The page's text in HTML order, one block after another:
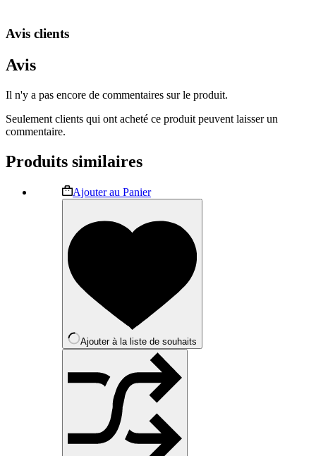
Avis clients
Avis
Il n'y a pas encore de commentaires sur le produit.
Seulement clients qui ont acheté ce produit peuvent laisser un
commentaire.
Produits similaires
Ajouter au PanierCe
produit
plusieurs
variations.
choisies
sur
page
du
produit
Ajouter à la liste de souhaits